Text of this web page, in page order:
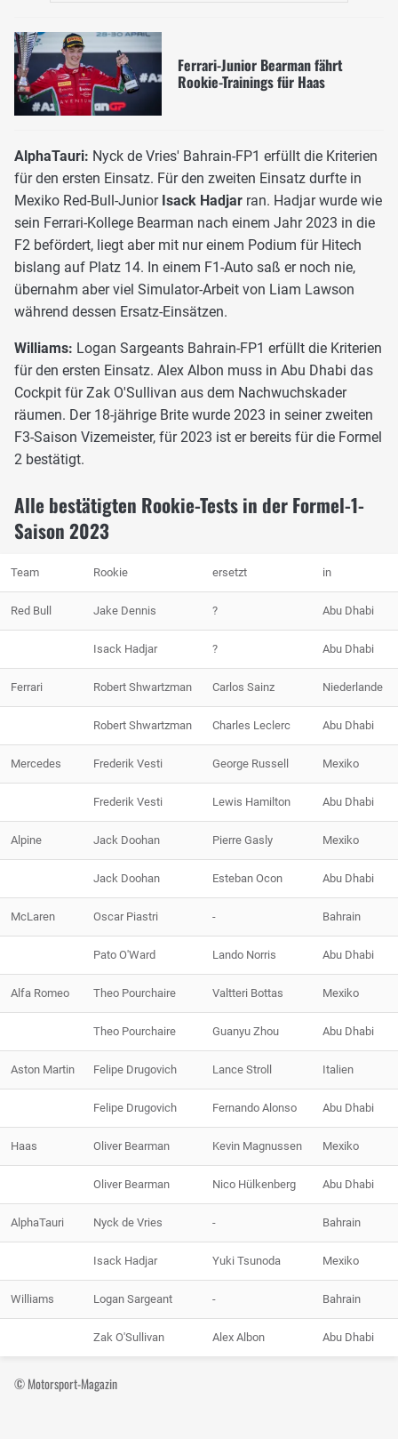
Ferrari-Junior Bearman fährt
Rookie-Trainings für Haas
AlphaTauri: Nyck de Vries' Bahrain-FP1 erfüllt die Kriterien
für den ersten Einsatz. Für den zweiten Einsatz durfte in
Mexiko Red-Bull-Junior Isack Hadjar ran. Hadjar wurde wie
sein Ferrari-Kollege Bearman nach einem Jahr 2023 in die
F2 befördert, liegt aber mit nur einem Podium für Hitech
bislang auf Platz 14. In einem F1-Auto saß er noch nie,
übernahm aber viel Simulator-Arbeit von Liam Lawson
während dessen Ersatz-Einsätzen.
Williams: Logan Sargeants Bahrain-FP1 erfüllt die Kriterien
für den ersten Einsatz. Alex Albon muss in Abu Dhabi das
Cockpit für Zak O'Sullivan aus dem Nachwuchskader
räumen. Der 18-jährige Brite wurde 2023 in seiner zweiten
F3-Saison Vizemeister, für 2023 ist er bereits für die Formel
2 bestätigt.
Alle bestätigten Rookie-Tests in der Formel-1-
Saison 2023
Team Rookie ersetzt in
Red Bull Jake Dennis ? Abu Dhabi
Isack Hadjar ? Abu Dhabi
Ferrari Robert Shwartzman Carlos Sainz Niederlande
Robert Shwartzman Charles Leclerc Abu Dhabi
Mercedes Frederik Vesti George Russell Mexiko
Frederik Vesti Lewis Hamilton Abu Dhabi
Alpine Jack Doohan Pierre Gasly Mexiko
Jack Doohan Esteban Ocon Abu Dhabi
McLaren Oscar Piastri - Bahrain
Pato O'Ward Lando Norris Abu Dhabi
Alfa Romeo Theo Pourchaire Valtteri Bottas Mexiko
Theo Pourchaire Guanyu Zhou Abu Dhabi
Aston Martin Felipe Drugovich Lance Stroll Italien
Felipe Drugovich Fernando Alonso Abu Dhabi
Haas Oliver Bearman Kevin Magnussen Mexiko
Oliver Bearman Nico Hülkenberg Abu Dhabi
AlphaTauri Nyck de Vries - Bahrain
Isack Hadjar Yuki Tsunoda Mexiko
Williams Logan Sargeant - Bahrain
Zak O'Sullivan Alex Albon Abu Dhabi
© Motorsport-Magazin